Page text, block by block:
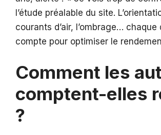
l’étude préalable du site.
courants d’air, l’ombrage… chaque
compte pour optimiser le
Comment les
comptent-elles
?